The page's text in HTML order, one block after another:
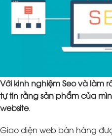
Với kinh nghiệm Seo và làm
tự tin rằng sản phẩm của
website.
Giao diện web bán hàng